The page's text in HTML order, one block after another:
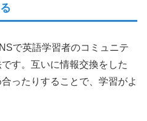
で英語学習者のコミュニテ
す。互いに情報交換をした
ったりすることで、学習がよ